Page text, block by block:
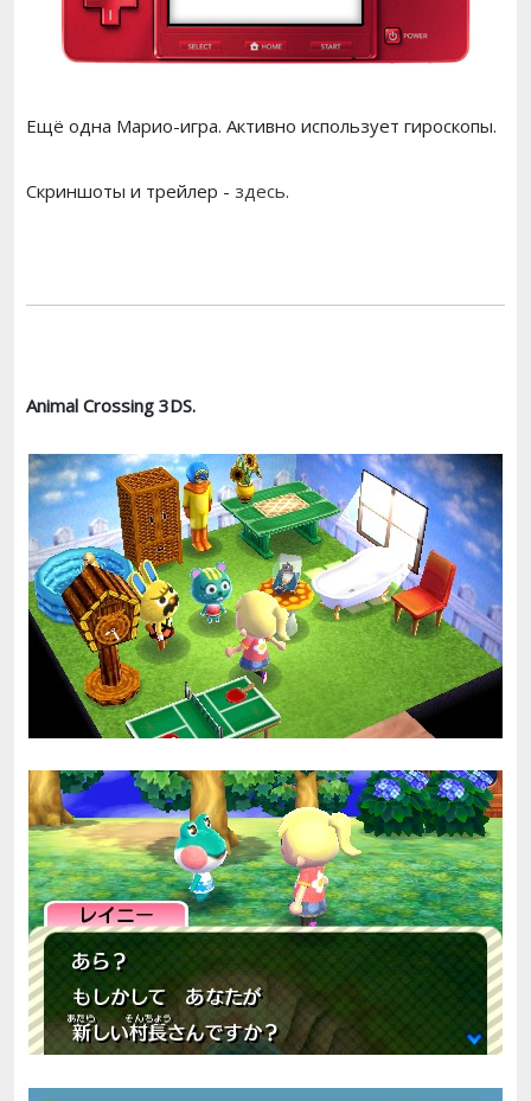
Ещё одна Марио-игра. Активно использует гироскопы.
Скриншоты и трейлер - здесь.
Animal Crossing 3DS.